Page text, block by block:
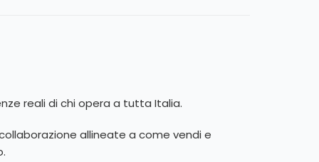
reali di chi opera a tutta Italia.
allineate a come vendi e